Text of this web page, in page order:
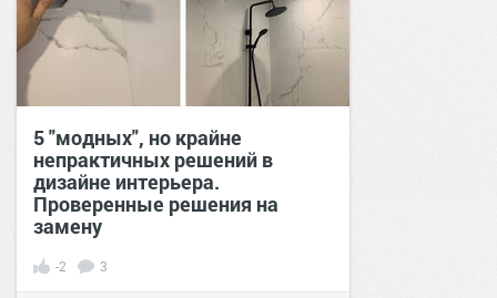
5 "модных", но крайне
непрактичных решений в
дизайне интерьера.
Проверенные решения на
замену
-2 3